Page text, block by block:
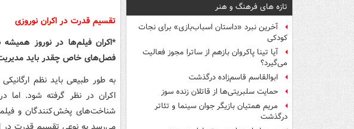
تازه های فرهنگ و هنر
آخرین نبرد «داستان اسباب‌بازی» برای نجات
کودکی
آیا تینا پاکروان بازهم از ساترا مجوز فعالیت
می‌گیرد؟
ابوالقاسم قاسم‌زاده درگذشت
حمایت سلبریتی‌ها از قاتلان زنده سوز
مریم همتیان بازیگر جوان سینما و تئاتر
درگذشت
تقسیم قدرت در اکران نوروزی
*اکران فیلم‌ها‌ در نوروز
فصل‌های خاص چقدر باید
به طور طبیعی باید نظم
اکران در نظر گرفته شود. اما
شناخت‌های پخش کنندگان و
می‌رسد به نوعی تقسیم قدرت در